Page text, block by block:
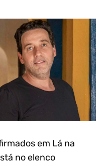
em Lá na
no elenco